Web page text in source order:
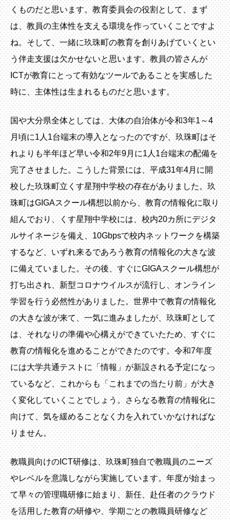
くものだと思います。教育委員会の役割として、まず
は、教員の主体性を支える環境を作っていくことですよ
ね。そして、一緒に玖珠町の教育を創りあげていくとい
う伴走支援は欠かせないと思います。教員の皆さんが
ICTが教育にとって有効なツールであることを実感した
時に、主体性は生まれるものだと思います。
国や大分県全体としては、大体の自治体が令和3年1～4
月頃に1人1台端末の導入となったのですが、玖珠町はそ
れよりも半年ほど早い令和2年9月に1人1台端末の配備を
完了させました。こうした背景には、平成31年4月に開
校した玖珠町立くす星翔中学校の存在がありました。玖
珠町はGIGAスクール構想以前から、教育の情報化に取り
組んでおり、くす星翔中学校には、校内20カ所にデジタ
ルサイネージを備え、10Gbpsで校内ネットワークを構築
するなど、いずれ来るであろう教育の情報化の大きな波
に備えていました。その後、すぐにGIGAスクール構想が
打ち出され、新型コロナウイルスが流行し、オンライン
学習を行う必然性がありました。世界中で教育の情報化
の大きな波が来て、一気に進みましたが、玖珠町として
は、それなりの準備や心構えができていたため、すぐに
教育の情報化を進めることができたのです。令和7年度
には大学共通テストに「情報」が新設される予定になっ
ているなど、これからも「これまでの当たり前」が大き
く変化していくことでしょう。さらなる教育の情報化に
向けて、気を緩めることなく力を入れていかなければな
りません。
教職員向けのICT研修は、玖珠町独自で教職員のニーズ
やレベルを意識しながら実施しています。年度が始まっ
て早々の管理職研修に始まり、新任、赴任者のクラウド
を活用した教育の研修や、学期ごとの教職員研修など